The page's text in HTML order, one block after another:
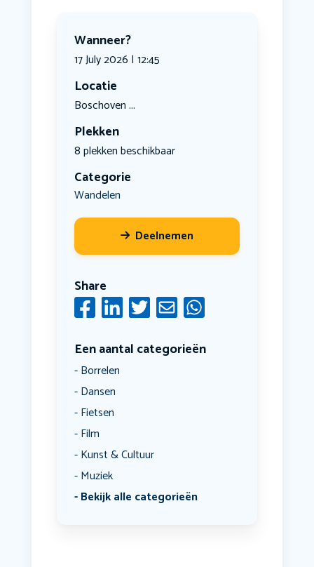
Wanneer?
17 July 2026 | 12:45
Locatie
Boschoven ...
Plekken
8 plekken beschikbaar
Categorie
Wandelen
Deelnemen
Share
Een aantal categorieën
Borrelen
Dansen
Fietsen
Film
Kunst & Cultuur
Muziek
Bekijk alle categorieën